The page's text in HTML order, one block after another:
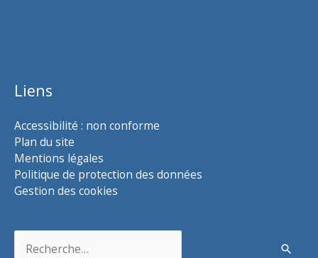
Liens
Accessibilité : non conforme
Plan du site
Mentions légales
Politique de protection des données
Gestion des cookies